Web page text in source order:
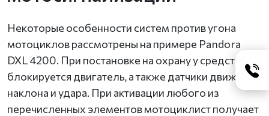
Некоторые особенности систем против угона
мотоциклов рассмотрены на примере Pandora
DXL 4200. При постановке на охрану у средства
блокируется двигатель, а также датчики движения,
наклона и удара. При активации любого из
перечисленных элементов мотоциклист получает